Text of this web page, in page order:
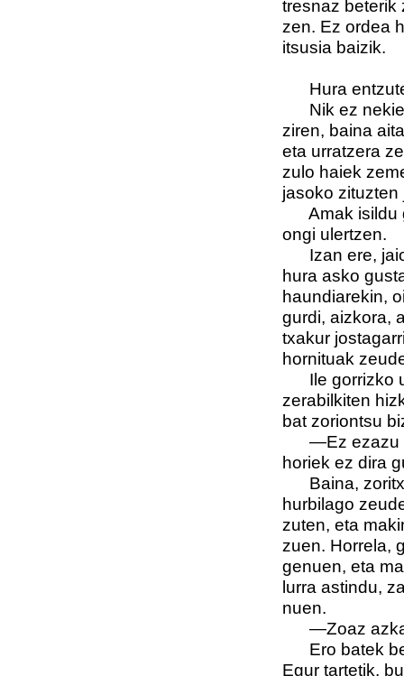
tresnaz beterik
zen. Ez ordea
itsusia baizik.
Hura
Nik ez
ziren, baina
eta urratzera
zulo haiek
jasoko
Amak isildu
ongi ulertzen.
Izan ere, jaio
hura asko
haundiarekin,
gurdi, aizkora,
txakur
hornituak
Ile gorrizko
zerabilkiten
bat zoriontsu
—Ez ezazu
horiek ez dira
Baina,
hurbilago
zuten, eta
zuen. Horrela,
genuen, eta
lurra astindu,
nuen.
—Zoaz azkar
Ero batek
Egur tartetik,